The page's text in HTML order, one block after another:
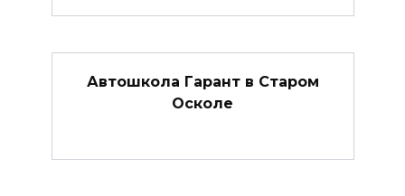
Автошкола Гарант в Старом
Осколе